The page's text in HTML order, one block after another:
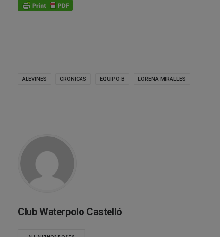
ALEVINES CRONICAS EQUIPO B LORENA MIRALLES
Club Waterpolo Castelló